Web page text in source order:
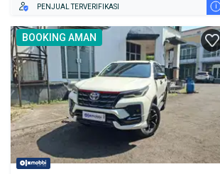
PENJUAL TERVERIFIKASI
i
BOOKING AMAN